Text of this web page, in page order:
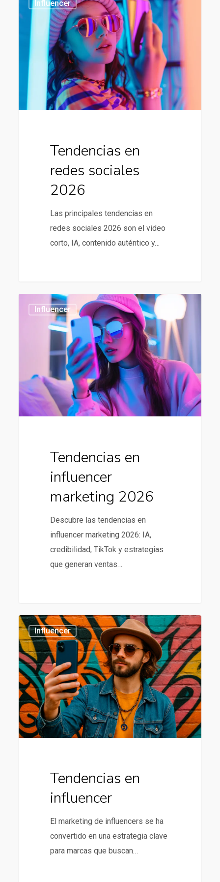
redes
sociales
2026
Influencer
Tendencias en
redes sociales
2026
Las principales tendencias en
redes sociales 2026 son el video
corto, IA, contenido auténtico y…
Tendencias
influencer
Influencer
Tendencias en
influencer
marketing 2026
Descubre las tendencias en
influencer marketing 2026: IA,
credibilidad, TikTok y estrategias
que generan ventas…
437
Tendencias
en
influencer
Influencer
Tendencias en
influencer
El marketing de influencers se ha
convertido en una estrategia clave
para marcas que buscan…
435